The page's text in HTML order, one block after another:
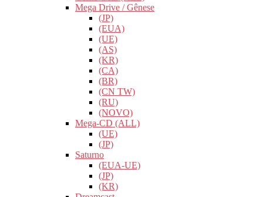
Mega Drive / Gênese
(JP)
(EUA)
(UE)
(AS)
(KR)
(CA)
(BR)
(CN TW)
(RU)
(NOVO)
Mega-CD (ALL)
(UE)
(JP)
Saturno
(EUA-UE)
(JP)
(KR)